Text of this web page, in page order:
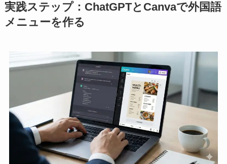
実践ステップ：ChatGPTとCanvaで外国語
メニューを作る